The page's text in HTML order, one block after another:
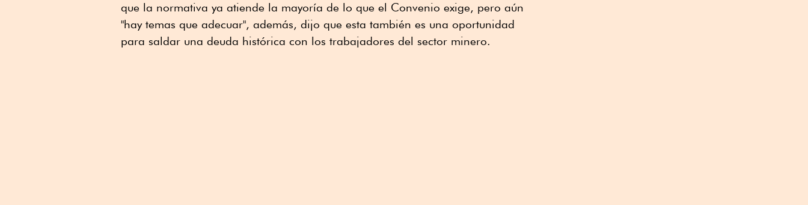
que la normativa ya atiende la mayoría de lo que el Convenio exige, pero aún
"hay temas que adecuar", además, dijo que esta también es una oportunidad
para saldar una deuda histórica con los trabajadores del sector minero.